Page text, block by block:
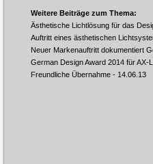
Weitere Beiträge zum Thema:
Ästhetische Lichtlösung für das
Auftritt eines ästhetischen
Neuer Markenauftritt dokumentiert
German Design Award 2014 für AX-
Freundliche Übernahme - 14.06.13